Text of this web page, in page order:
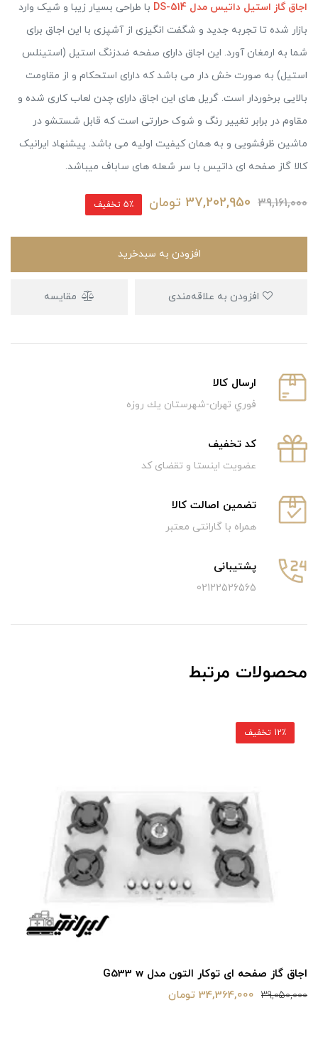
اجاق گاز استیل داتیس مدل DS-514
با طراحی بسیار زیبا و شیک وارد
بازار شده تا تجربه جدید و شگفت انگیزی از آشپزی با این اجاق برای
شما به ارمغان آورد. این اجاق دارای صفحه ضدزنگ استیل (استینلس
استیل) به صورت خش دار می باشد که دارای استحکام و از مقاومت
بالایی برخوردار است. گریل های این اجاق دارای چدن لعاب کاری شده و
مقاوم در برابر تغییر رنگ و شوک حرارتی است که قابل شستشو در
ماشین ظرفشویی و به همان کیفیت اولیه می باشد. پیشنهاد ایرانیک
کالا گاز صفحه ای داتیس با سر شعله های ساباف میباشد.
39,161,000
37,202,950 تومان 5٪ تخفیف
افزودن به سبدخرید
مقایسه
ارسال كالا
فوري تهران-شهرستان يك روزه
كد تخفيف
عضویت اینستا و تقضای کد
تضمین اصالت کالا
همراه با گارانتی معتبر
پشتیبانی
02122526565
محصولات مرتبط
اجاق گاز صفحه ای توکار التون مدل G533 w
39,050,000 34,364,000 تومان
12٪ تخفیف